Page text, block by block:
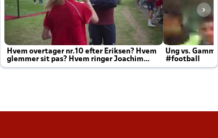
Hvem overtager nr.10 efter Eriksen? Hvem
glemmer sit pas? Hvem ringer Joachim
altid til efter kampe?
Ung vs.
#football